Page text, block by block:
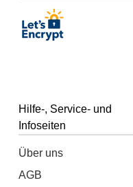
Hilfe-, Service- und
Infoseiten
Über uns
AGB